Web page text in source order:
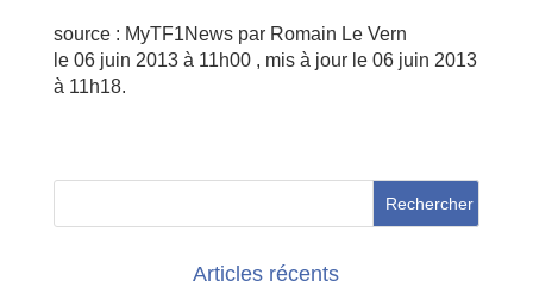
source : MyTF1News par Romain Le Vern
le 06 juin 2013 à 11h00 , mis à jour le 06 juin 2013
à 11h18.
Articles récents